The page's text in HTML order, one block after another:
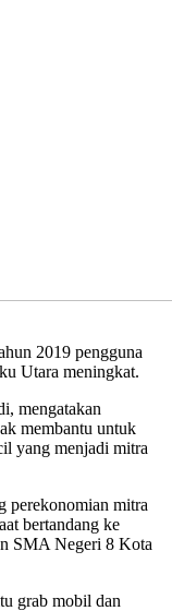
2019 pengguna
Utara meningkat.
mengatakan
membantu untuk
yang menjadi mitra
perekonomian mitra
bertandang ke
SMA Negeri 8 Kota
grab mobil dan